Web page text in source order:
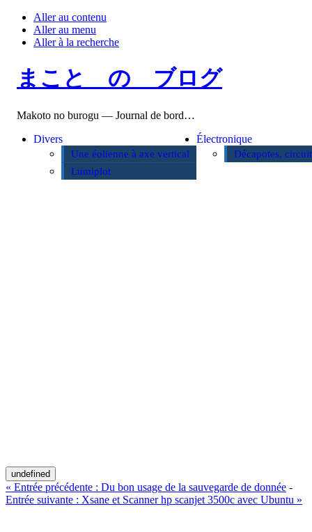
Aller au contenu
Aller au menu
Aller à la recherche
まこと の ブログ
Makoto no burogu — Journal de bord…
Divers
Une éolienne à axe vertical
Lumiplot
Électronique
Décapotes,
undefined
« Entrée précédente : Du bon usage de la sauvegarde de donnée -
Entrée suivante : Xsane et Scanner hp scanjet 3500c avec Ubuntu »